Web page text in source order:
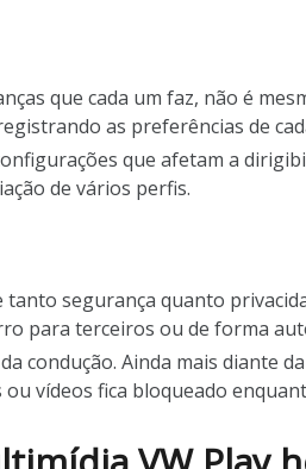
que cada um faz, não é
as preferências de
que afetam a
de vários perfis.
segurança quanto
para terceiros ou de forma
condução. Ainda mais diante
vídeos fica bloqueado